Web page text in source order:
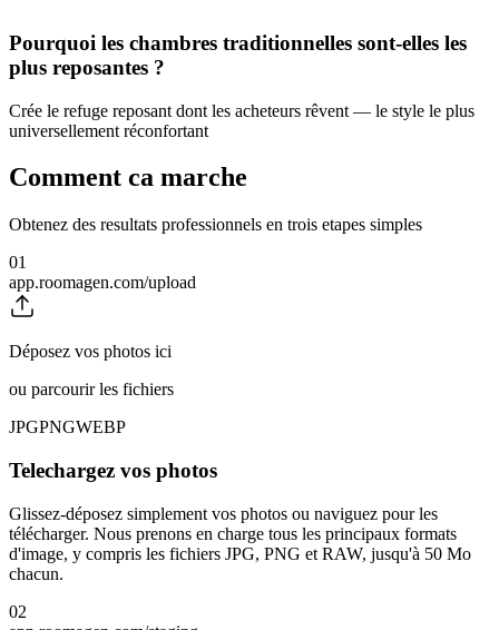
Pourquoi les chambres traditionnelles sont-elles les
plus reposantes ?
Crée le refuge reposant dont les acheteurs rêvent — le style le plus
universellement réconfortant
Comment ca marche
Obtenez des resultats professionnels en trois etapes simples
01
app.roomagen.com/upload
Déposez vos photos ici
ou parcourir les fichiers
JPGPNGWEBP
Telechargez vos photos
Glissez-déposez simplement vos photos ou naviguez pour les
télécharger. Nous prenons en charge tous les principaux formats
d'image, y compris les fichiers JPG, PNG et RAW, jusqu'à 50 Mo
chacun.
02